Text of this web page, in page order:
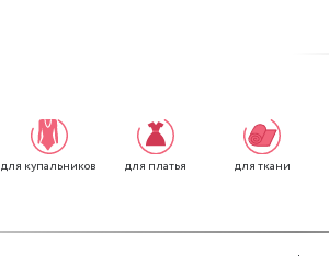
для купальников для платья для ткани